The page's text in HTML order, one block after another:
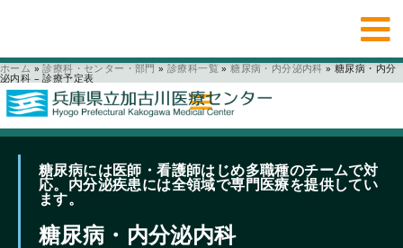
ホーム » 診療科・センター・部門 » 診療科一覧 » 糖尿病・内分泌内科 » 糖尿病・内分
泌内科 – 診療予定表
糖尿病には医師・看護師はじめ多職種のチームで対
応。内分泌疾患には全領域で専門医療を提供してい
ます。
糖尿病・内分泌内科